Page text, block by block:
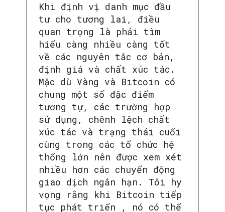
Khi định vị danh mục đầu
tư cho tương lai, điều
quan trọng là phải tìm
hiểu càng nhiều càng tốt
về các nguyên tắc cơ bản,
định giá và chất xúc tác.
Mặc dù Vàng và Bitcoin có
chung một số đặc điểm
tương tự, các trường hợp
sử dụng, chênh lệch chất
xúc tác và trạng thái cuối
cùng trong các tổ chức hệ
thống lớn nên được xem xét
nhiều hơn các chuyển động
giao dịch ngắn hạn. Tôi hy
vọng rằng khi Bitcoin tiếp
tục phát triển , nó có thể